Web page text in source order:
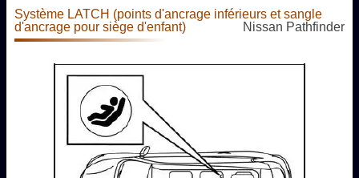
Système LATCH (points d'ancrage inférieurs et sangle
d'ancrage pour siège d'enfant)
Nissan Pathfinder